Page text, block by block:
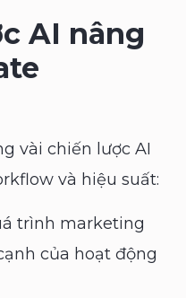
AI nâng
vài chiến lược AI
và hiệu suất:
trình marketing
của hoạt động